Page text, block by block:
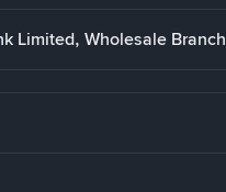
Limited, Wholesale Branch